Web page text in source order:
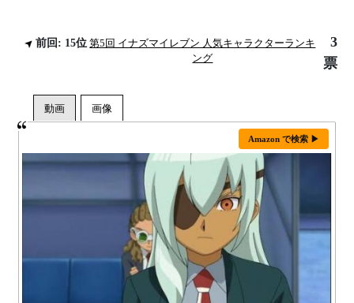
前回: 15位 第5回 イナズマイレブン 人気キャラクターランキ
ング
3
票
Amazon で検索 ▶